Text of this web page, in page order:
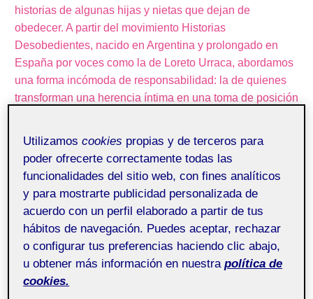
historias de algunas hijas y nietas que dejan de
obedecer. A partir del movimiento Historias
Desobedientes, nacido en Argentina y prolongado en
España por voces como la de Loreto Urraca, abordamos
una forma incómoda de responsabilidad: la de quienes
transforman una herencia íntima en una toma de posición
A comienzos de 2026, la retirada del escritor David Uclés
de unas jornadas sobre la Guerra Civil organizadas por
Arturo Pérez-Reverte en Sevillareabrió la vieja discusión
sobre quién puede hablar del pasado, desde qué marco
y a costa de qué blanqueamientos. La presencia de
María AznareIván Espinosa de los Monteros en el cartel
y el propio título del encuentro,1936. La guerra que
perdimos todos, convirtieron el evento en un síntoma
más de que
Utilizamoscookies propias y de terceros para
poder ofrecerte correctamente todas las
funcionalidades del sitio web, con fines analíticos
y para mostrarte publicidad personalizada de
acuerdo con un perfil elaborado a partir de tus
hábitos de navegación. Puedes aceptar, rechazar
o configurar tus preferencias haciendo clic abajo,
u obtener más información en nuestra política de
cookies.